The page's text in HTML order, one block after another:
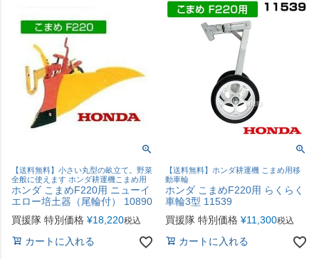
【送料無料】小さい丸型の畝立て。野菜
全般に使えます ホンダ耕運機こまめ用
ホンダ こまめF220用 ニューイ
エロー培土器（尾輪付） 10890
買援隊 特別価格 ¥18,220税込
カートに入れる
【送料無料】ホンダ耕運機 こまめ用移
動車輪
ホンダ こまめF220用 らくらく
車輪3型 11539
買援隊 特別価格 ¥11,300税込
カートに入れる